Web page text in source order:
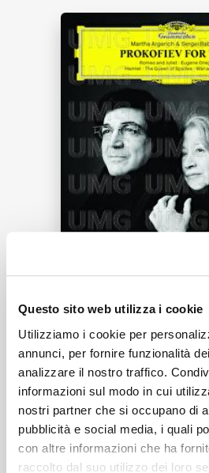
Questo sito web utilizza i cookie
Utilizziamo i cookie per
annunci, per fornire funzionalità
analizzare il nostro traffico.
informazioni sul modo in cui
nostri partner che si occupano di
pubblicità e social media, i quali
con altre informazioni che ha
raccolto dal suo utilizzo dei loro
Tracklist:
1 2. Dance Of The Knights
(Transcription For 2
Sergei Babayan)[12
From Romeo And
Martha Argerich, Sergei Babayan
CHI